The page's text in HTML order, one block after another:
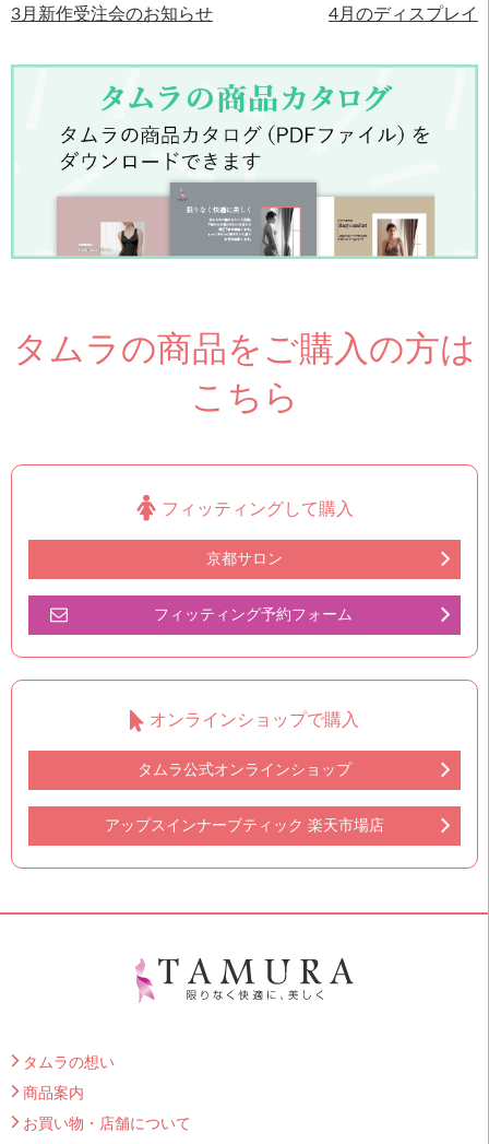
3月新作受注会のお知らせ 4月のディスプレイ
タムラの商品をご購入の方は
こちら
フィッティングして購入
京都サロン
フィッティング予約フォーム
オンラインショップで購入
タムラ公式オンラインショップ
アップスインナーブティック 楽天市場店
タムラの想い
商品案内
お買い物・店舗について